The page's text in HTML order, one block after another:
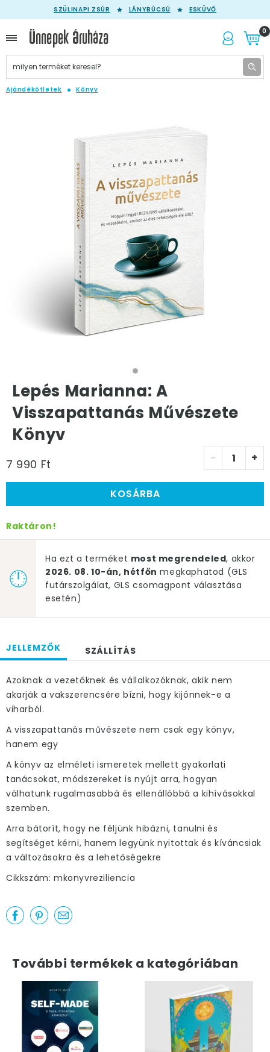
SZÜLINAPI ZSÚR LÁNYBÚCSÚ ESKÜVŐ
0
Ajándékötletek Könyv
Lepés Marianna: A
Visszapattanás Művészete
Könyv
7 990 Ft - +
KOSÁRBA
Raktáron!
Ha ezt a terméket most megrendeled, akkor
2026. 08. 10-án, hétfőn megkaphatod (GLS
futárszolgálat, GLS csomagpont választása
esetén)
JELLEMZŐK SZÁLLÍTÁS
Azoknak a vezetőknek és vállalkozóknak, akik nem
akarják a vakszerencsére bízni, hogy kijönnek-e a
viharból.
A visszapattanás művészete nem csak egy könyv,
hanem egy
A könyv az elméleti ismeretek mellett gyakorlati
tanácsokat, módszereket is nyújt arra, hogyan
válhatunk rugalmasabbá és ellenállóbbá a kihívásokkal
szemben.
Arra bátorít, hogy ne féljünk hibázni, tanulni és
segítséget kérni, hanem legyünk nyitottak és kíváncsiak
a változásokra és a lehetőségekre
Cikkszám: mkonyvreziliencia
További termékek a kategóriában